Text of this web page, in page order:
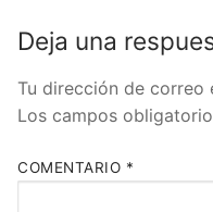
Deja una
Tu dirección de correo
Los campos
COMENTARIO *